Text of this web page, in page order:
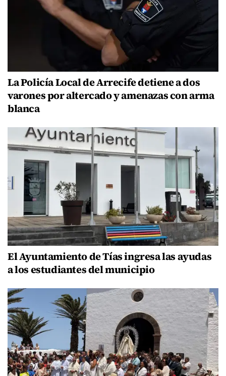
La Policía Local de Arrecife detiene a dos
varones por altercado y amenazas con arma
blanca
El Ayuntamiento de Tías ingresa las ayudas
a los estudiantes del municipio